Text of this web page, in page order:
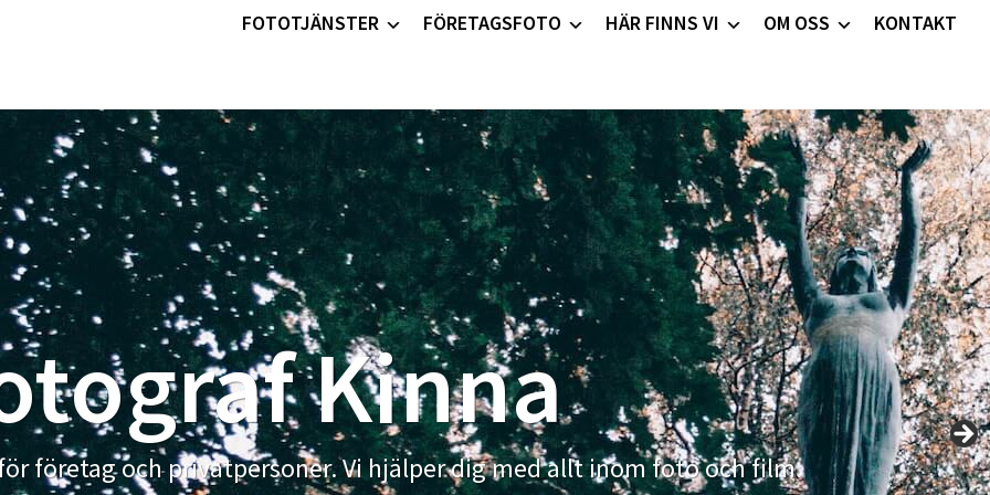
FOTOTJÄNSTER FÖRETAGSFOTO HÄR FINNS VI OM OSS KONTAKT
Kinna
företag och privatpersoner. Vi hjälper dig med allt inom foto och film.